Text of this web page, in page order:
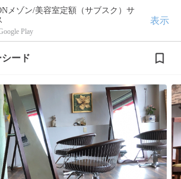
メゾン/美容室定額（サブスク）サ
Play
表示
ード